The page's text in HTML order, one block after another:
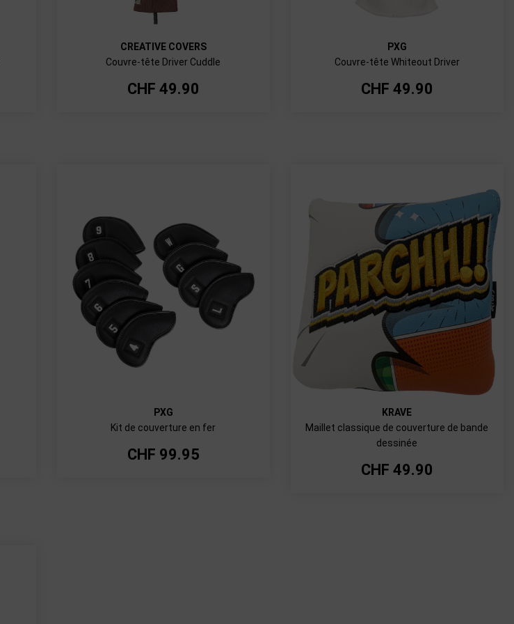
CREATIVE COVERS
Couvre-tête Driver Cuddle
CHF 49.90
PXG
Couvre-tête Whiteout Driver
CHF 49.90
PXG
Kit de couverture en fer
CHF 99.95
KRAVE
Maillet classique de couverture de bande
dessinée
CHF 49.90